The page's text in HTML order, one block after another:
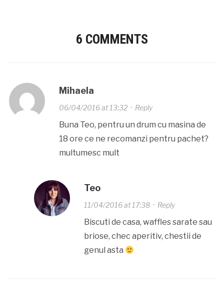
6 COMMENTS
Mihaela
06/04/2016 at 13:32· Reply
Buna Teo, pentru un drum cu masina de
18 ore ce ne recomanzi pentru pachet?
multumesc mult
Teo
11/04/2016 at 17:38· Reply
Biscuti de casa, waffles sarate sau
briose, chec aperitiv, chestii de
genul asta